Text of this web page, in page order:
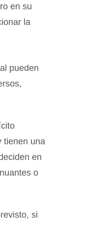
en su
la
pueden
tienen una
en
o
si